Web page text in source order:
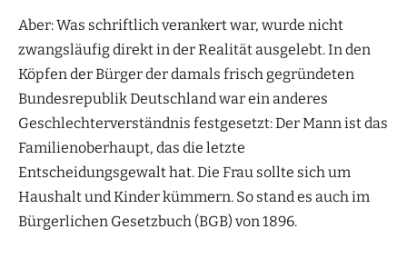
Aber: Was schriftlich verankert war, wurde nicht
zwangsläufig direkt in der Realität ausgelebt. In den
Köpfen der Bürger der damals frisch gegründeten
Bundesrepublik Deutschland war ein anderes
Geschlechterverständnis festgesetzt: Der Mann ist das
Familienoberhaupt, das die letzte
Entscheidungsgewalt hat. Die Frau sollte sich um
Haushalt und Kinder kümmern. So stand es auch im
Bürgerlichen Gesetzbuch (BGB) von 1896.